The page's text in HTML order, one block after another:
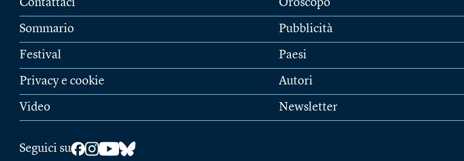
Contattaci
Sommario
Festival
Privacy e cookie
Video
Oroscopo
Pubblicità
Paesi
Autori
Newsletter
Seguici su